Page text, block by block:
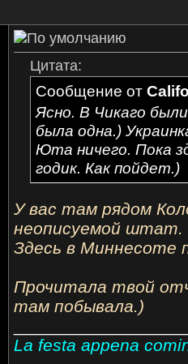
Цитата:
Сообщение от
Ясно. В Чикаго были
была одна.)
Юта ничего. Пока
годик. Как пойдет.)
У вас там рядом
неописуемой штат.
Здесь в Миннесоте
Прочитала твой
там побывала.)
La festa appena